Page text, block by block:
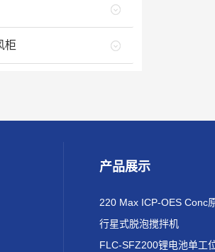
柜
产品展示
行星式脱泡搅拌机